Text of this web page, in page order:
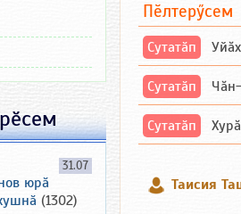
Пӗлтерӳсем
Сутатӑп
Сутатӑп
Сутатӑп
Таисия
31.07
юрӑ
(1302)